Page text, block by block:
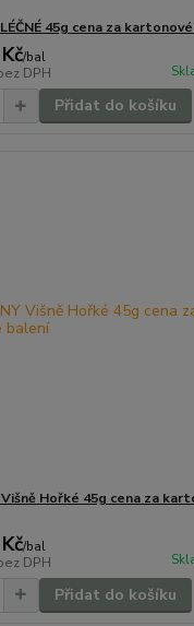
45g cena za
/bal
DPH
Přidat do košíku
Hořké 45g cena za
/bal
DPH
Přidat do košíku